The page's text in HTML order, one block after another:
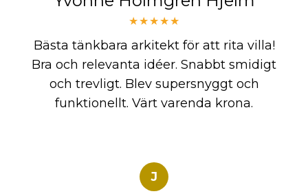
★★★★★
Bästa tänkbara arkitekt för att rita villa!
Bra och relevanta idéer. Snabbt smidigt
och trevligt. Blev supersnyggt och
funktionellt. Värt varenda krona.
J